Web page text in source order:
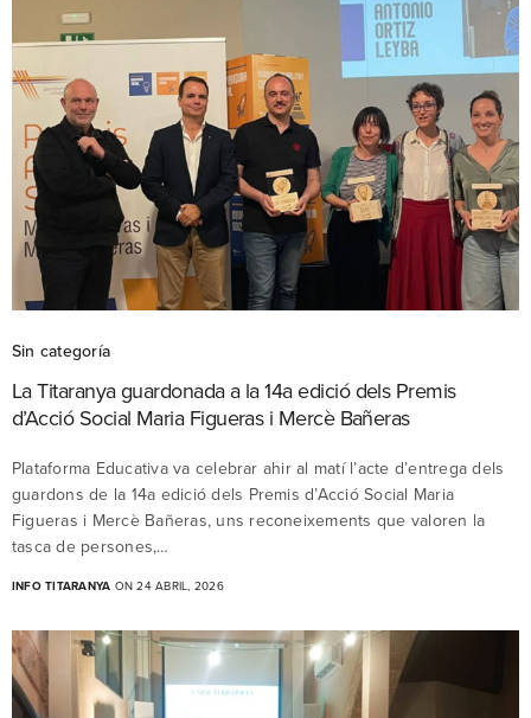
Sin categoría
La Titaranya guardonada a la 14a edició dels Premis
d’Acció Social Maria Figueras i Mercè Bañeras
Plataforma Educativa va celebrar ahir al matí l’acte d’entrega dels
guardons de la 14a edició dels Premis d’Acció Social Maria
Figueras i Mercè Bañeras, uns reconeixements que valoren la
tasca de persones,…
INFO TITARANYA ON 24 ABRIL, 2026